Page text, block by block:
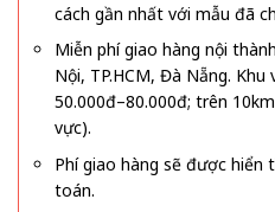
cách gần nhất với mẫu đã
Miễn phí giao hàng nội
Nội, TP.HCM, Đà Nẵng.
50.000đ–80.000đ; trên
vực).
Phí giao hàng sẽ được
toán.